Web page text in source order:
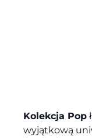
Kolekcja Pop
wyjątkową